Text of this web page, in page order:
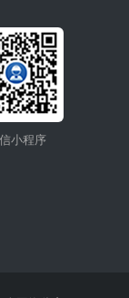
小程序